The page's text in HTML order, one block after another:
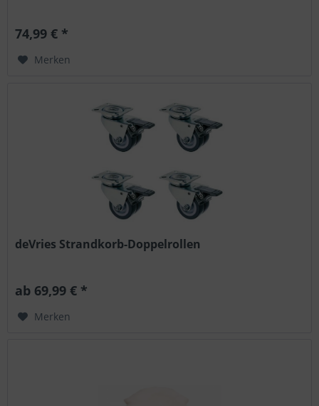
74,99 € *
Merken
deVries Strandkorb-Doppelrollen
ab 69,99 € *
Merken